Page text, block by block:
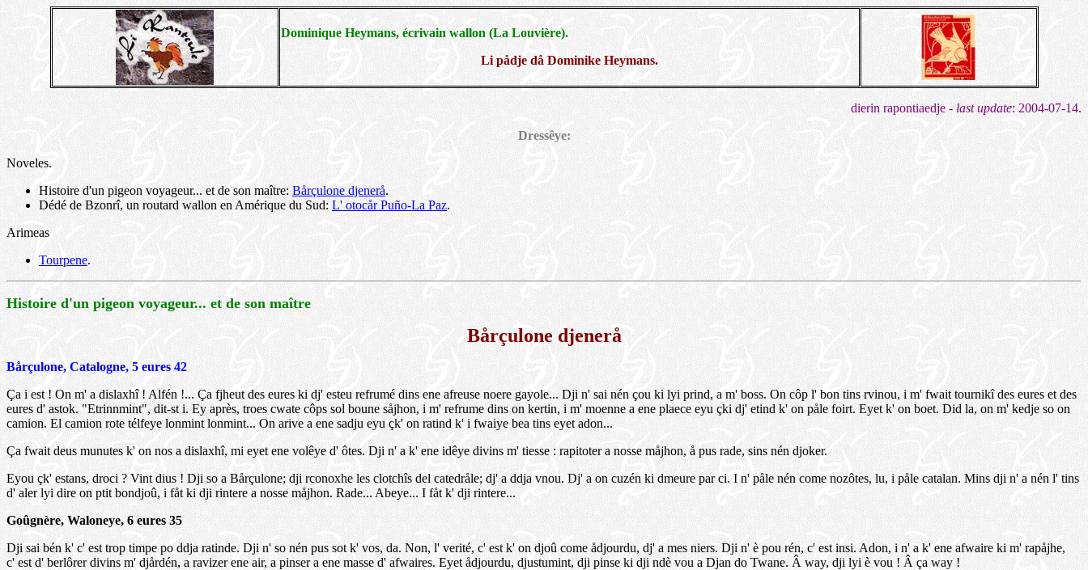
Dominique Heymans, écrivain wallon (La Louvière).
Li pådje då Dominike Heymans.
dierin rapontiaedje - last update: 2004-07-14.
Dressêye:
Noveles.
Histoire d'un pigeon voyageur... et de son maître: Bårçulone djenerå.
Dédé de Bzonrî, un routard wallon en Amérique du Sud: L' otocår Puño-La Paz.
Arimeas
Tourpene.
Histoire d'un pigeon voyageur... et de son maître
Bårçulone djenerå
Bårçulone, Catalogne, 5 eures 42
Ça i est ! On m' a dislaxhî ! Alfén !... Ça fjheut des eures ki dj' esteu refrumé dins ene afreuse noere gayole... Dji n' sai nén çou ki lyi prind, a m' boss. On côp l' bon tins rvinou, i m' fwait tournikî des eures et des
eures d' astok. "Etrinnmint", dit-st i. Ey après, troes cwate côps sol boune såjhon, i m' refrume dins on kertin, i m' moenne a ene plaece eyu çki dj' etind k' on påle foirt. Eyet k' on boet. Did la, on m' kedje so on
camion. El camion rote télfeye lonmint lonmint... On arive a ene sadju eyu çk' on ratind k' i fwaiye bea tins eyet adon...
Ça fwait deus munutes k' on nos a dislaxhî, mi eyet ene volêye d' ôtes. Dji n' a k' ene idêye divins m' tiesse : rapitoter a nosse måjhon, å pus rade, sins nén djoker.
Eyou çk' estans, droci ? Vint dius ! Dji so a Bårçulone; dji rconoxhe les clotchîs del catedråle; dj' a ddja vnou. Dj' a on cuzén ki dmeure par ci. I n' påle nén come nozôtes, lu, i påle catalan. Mins dji n' a nén l' tins
d' aler lyi dire on ptit bondjoû, i fåt ki dji rintere a nosse måjhon. Rade... Abeye... I fåt k' dji rintere...
Goûgnère, Waloneye, 6 eures 35
Dji sai bén k' c' est trop timpe po ddja ratinde. Dji n' so nén pus sot k' vos, da. Non, l' verité, c' est k' on djoû come ådjourdu, dj' a mes niers. Dji n' è pou rén, c' est insi. Adon, i n' a k' ene afwaire ki m' rapåjhe,
c' est d' berlôrer divins m' djårdén, a ravizer ene air, a pinser a ene masse d' afwaires. Eyet ådjourdu, djustumint, dji pinse ki dji ndè vou a Djan do Twane. Â way, dji lyi è vou ! Â ça way !